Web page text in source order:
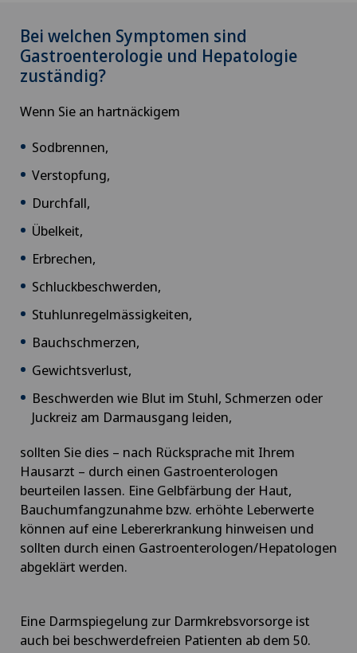
Bei welchen Symptomen sind
Gastroenterologie und Hepatologie
zuständig?
Wenn Sie an hartnäckigem
Sodbrennen,
Verstopfung,
Durchfall,
Übelkeit,
Erbrechen,
Schluckbeschwerden,
Stuhlunregelmässigkeiten,
Bauchschmerzen,
Gewichtsverlust,
Beschwerden wie Blut im Stuhl, Schmerzen oder
Juckreiz am Darmausgang leiden,
sollten Sie dies – nach Rücksprache mit Ihrem
Hausarzt – durch einen Gastroenterologen
beurteilen lassen. Eine Gelbfärbung der Haut,
Bauchumfangzunahme bzw. erhöhte Leberwerte
können auf eine Lebererkrankung hinweisen und
sollten durch einen Gastroenterologen/Hepatologen
abgeklärt werden.
Eine Darmspiegelung zur Darmkrebsvorsorge ist
auch bei beschwerdefreien Patienten ab dem 50.